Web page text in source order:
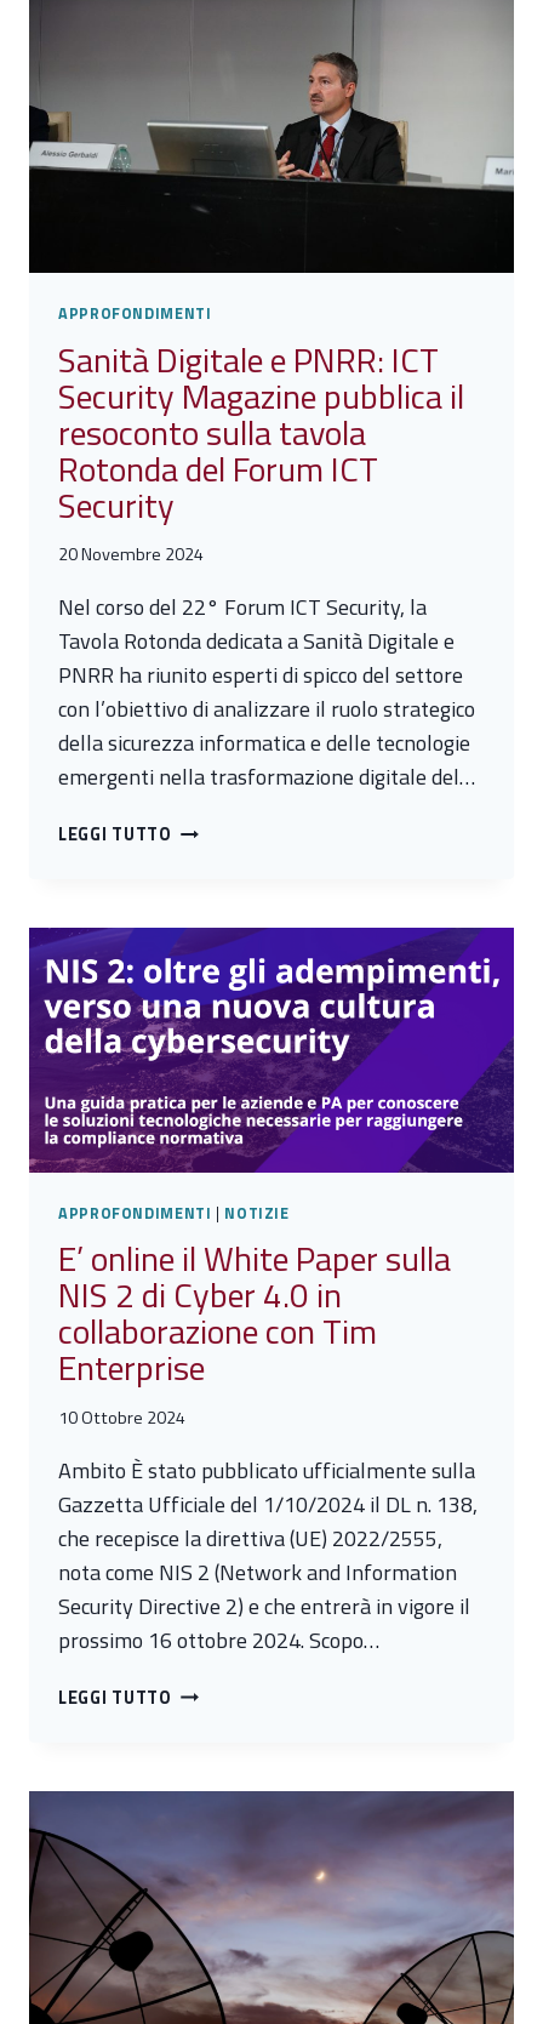
STRATEGICA
VERSO
L’ATTUAZIONE
DELL’AI
APPROFONDIMENTI
Sanità Digitale e PNRR: ICT
Security Magazine pubblica il
resoconto sulla tavola
Rotonda del Forum ICT
Security
20 Novembre 2024
Nel corso del 22° Forum ICT Security, la
Tavola Rotonda dedicata a Sanità Digitale e
PNRR ha riunito esperti di spicco del settore
con l’obiettivo di analizzare il ruolo strategico
della sicurezza informatica e delle tecnologie
emergenti nella trasformazione digitale del…
LEGGI TUTTO SANITÀ
ICT
SECURITY
MAGAZINE
PUBBLICA
IL
RESOCONTO
SULLA
TAVOLA
ROTONDA
FORUM
ICT
SECURITY
APPROFONDIMENTI | NOTIZIE
E’ online il White Paper sulla
NIS 2 di Cyber 4.0 in
collaborazione con Tim
Enterprise
10 Ottobre 2024
Ambito È stato pubblicato ufficialmente sulla
Gazzetta Ufficiale del 1/10/2024 il DL n. 138,
che recepisce la direttiva (UE) 2022/2555,
nota come NIS 2 (Network and Information
Security Directive 2) e che entrerà in vigore il
prossimo 16 ottobre 2024. Scopo…
LEGGI TUTTO E’
2
DI
CYBER
4.0
IN